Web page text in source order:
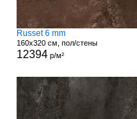
Russet 6 mm
160x320 см, пол/стены
12394р/м²